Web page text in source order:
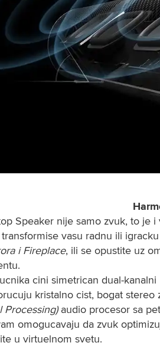
Speaker nije samo zvuk, to je
transformise vasu radnu ili
i Fireplace, ili se opustite uz
cini simetrican dual-
kristalno cist, bogat
Processing) audio procesor sa
omogucavaju da zvuk
u virtuelnom svetu.